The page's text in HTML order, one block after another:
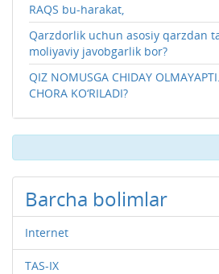
RAQS bu-harakat,
Qarzdorlik uchun asosiy qarzdan
moliyaviy javobgarlik bor?
QIZ NOMUSGA CHIDAY
CHORA KO‘RILADI?
Barcha bolimlar
Internet
TAS-IX